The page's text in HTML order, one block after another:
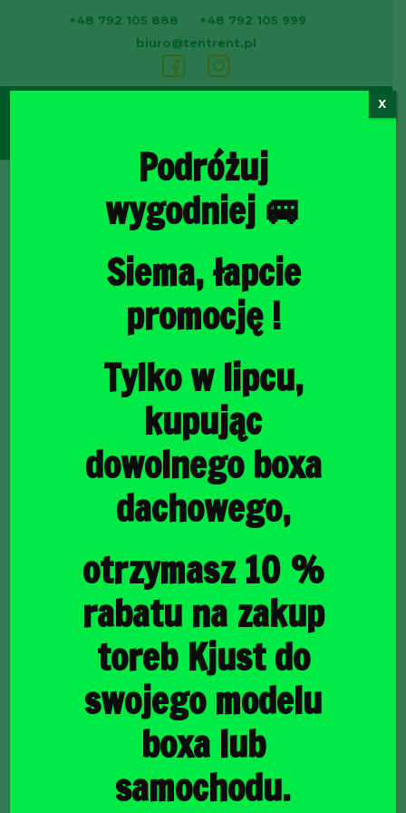
+48 792 105 888
+48 792 105 999
biuro@tentrent.pl
Torby do bagażnika
2023 TORBY DO BAGAŻNIKA 4 SZT
BMW 5 LIMOUSINE
PHEV 2020-2023
TORBY DO BAGAŻNIKA
4 SZT
Podróżuj
wygodniej 🚐
Siema, łapcie
promocję !
Tylko w lipcu,
kupując
dowolnego boxa
dachowego,
otrzymasz 10 %
rabatu na zakup
toreb Kjust do
swojego modelu
boxa lub
samochodu.
X